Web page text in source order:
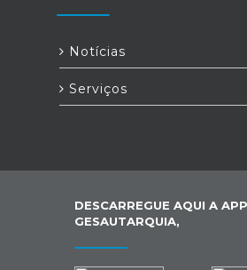
Notícias
Serviços
DESCARREGUE AQUI A APP
GESAUTARQUIA,